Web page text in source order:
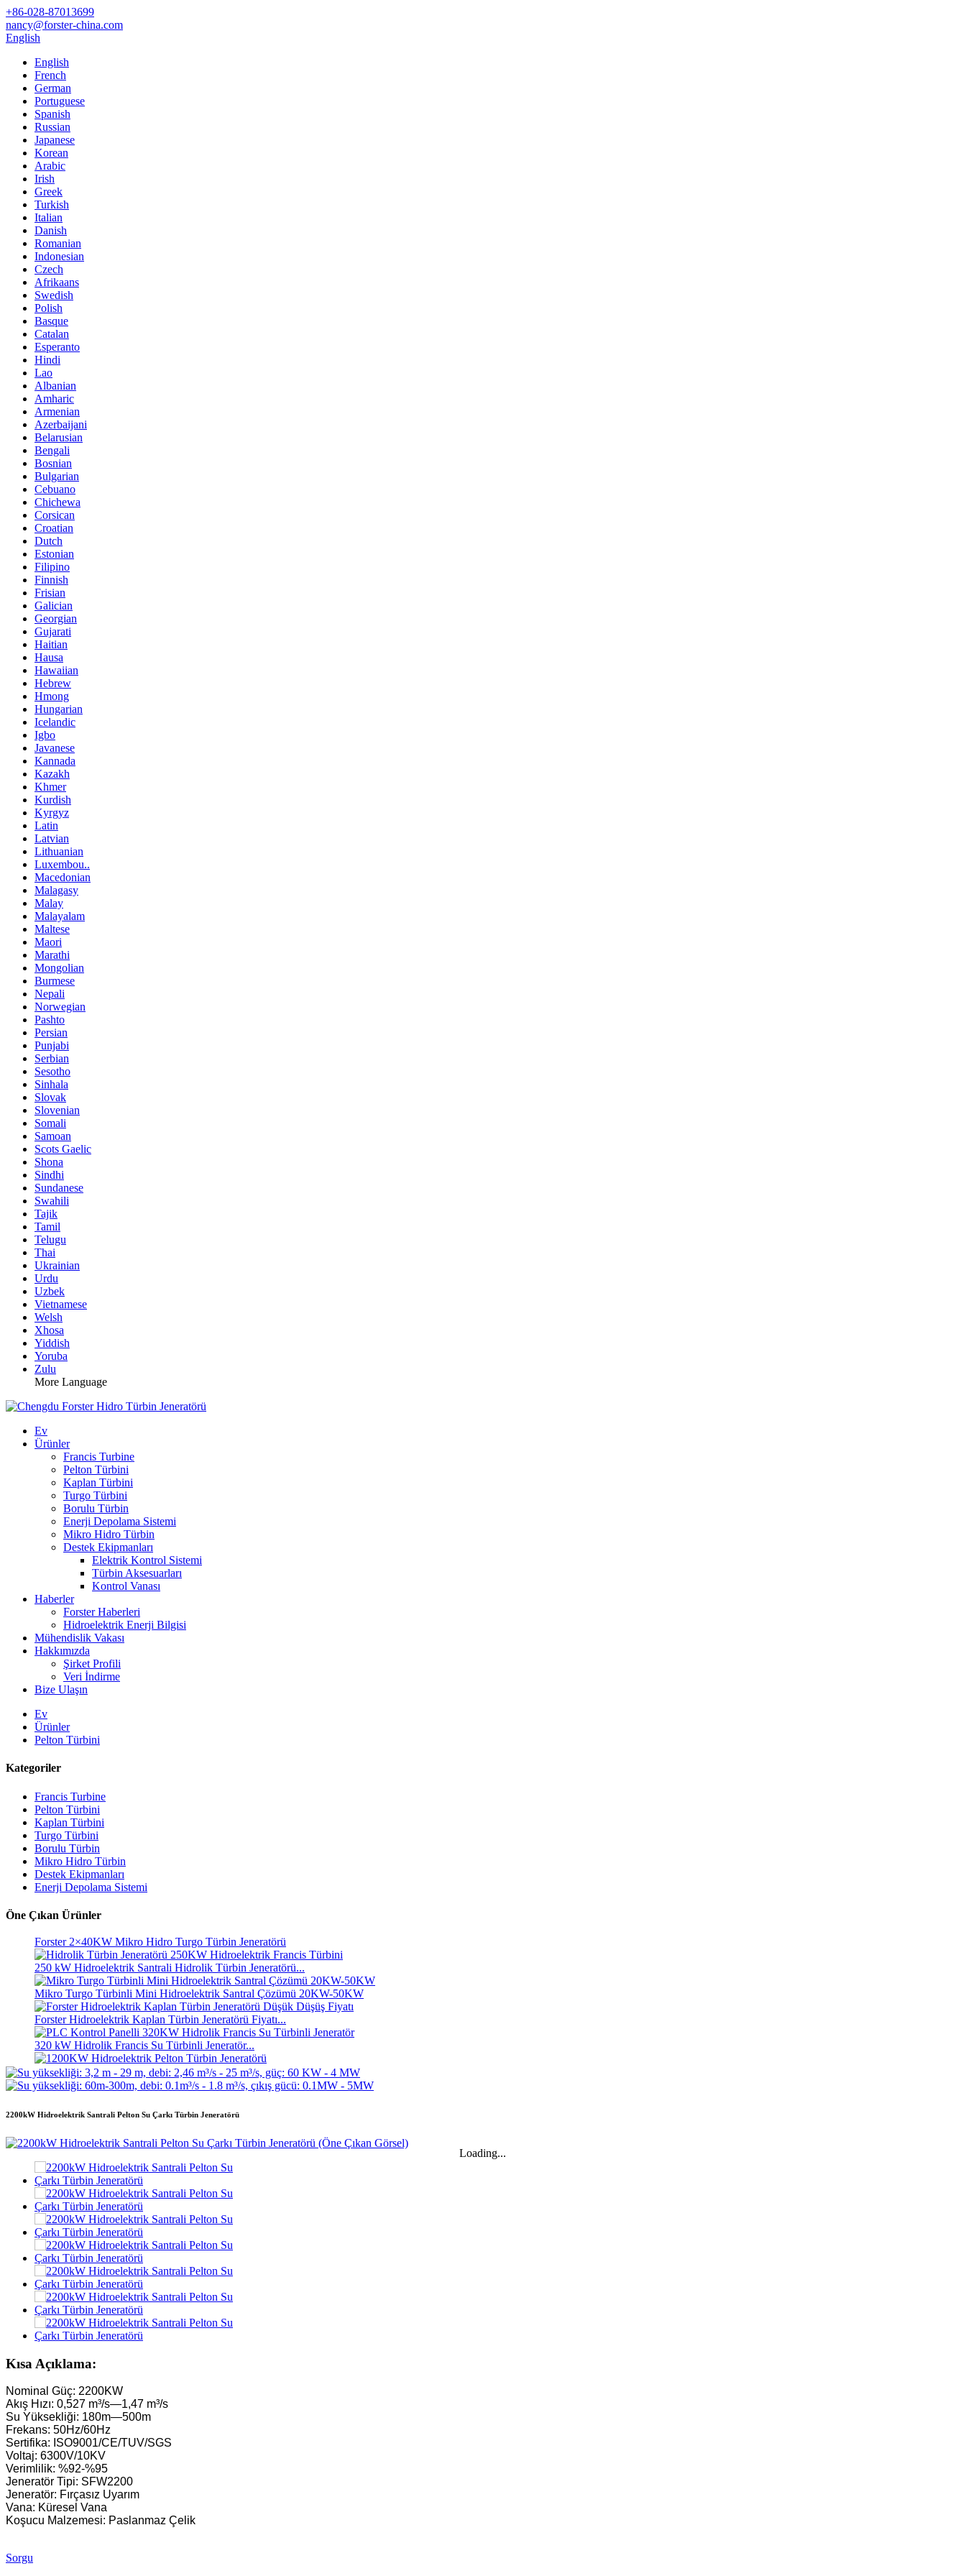
+86-028-87013699
nancy@forster-china.com
English
English
French
German
Portuguese
Spanish
Russian
Japanese
Korean
Arabic
Irish
Greek
Turkish
Italian
Danish
Romanian
Indonesian
Czech
Afrikaans
Swedish
Polish
Basque
Catalan
Esperanto
Hindi
Lao
Albanian
Amharic
Armenian
Azerbaijani
Belarusian
Bengali
Bosnian
Bulgarian
Cebuano
Chichewa
Corsican
Croatian
Dutch
Estonian
Filipino
Finnish
Frisian
Galician
Georgian
Gujarati
Haitian
Hausa
Hawaiian
Hebrew
Hmong
Hungarian
Icelandic
Igbo
Javanese
Kannada
Kazakh
Khmer
Kurdish
Kyrgyz
Latin
Latvian
Lithuanian
Luxembou..
Macedonian
Malagasy
Malay
Malayalam
Maltese
Maori
Marathi
Mongolian
Burmese
Nepali
Norwegian
Pashto
Persian
Punjabi
Serbian
Sesotho
Sinhala
Slovak
Slovenian
Somali
Samoan
Scots Gaelic
Shona
Sindhi
Sundanese
Swahili
Tajik
Tamil
Telugu
Thai
Ukrainian
Urdu
Uzbek
Vietnamese
Welsh
Xhosa
Yiddish
Yoruba
Zulu
More Language
Ev
Ürünler
Francis Turbine
Pelton Türbini
Kaplan Türbini
Turgo Türbini
Borulu Türbin
Enerji Depolama Sistemi
Mikro Hidro Türbin
Destek Ekipmanları
Elektrik Kontrol Sistemi
Türbin Aksesuarları
Kontrol Vanası
Haberler
Forster Haberleri
Hidroelektrik Enerji Bilgisi
Mühendislik Vakası
Hakkımızda
Şirket Profili
Veri İndirme
Bize Ulaşın
Ev
Ürünler
Pelton Türbini
Kategoriler
Francis Turbine
Pelton Türbini
Kaplan Türbini
Turgo Türbini
Borulu Türbin
Mikro Hidro Türbin
Destek Ekipmanları
Enerji Depolama Sistemi
Öne Çıkan Ürünler
Alternatif Enerji Hidroelektrik Jeneratörü 500KW Fra...
Düşük İnşaat Maliyeti, Yüksek Verimlilik, Düşük Isı...
20 ft 250 kWh 582 kWh Konteynerli Lityum-iyon Batarya...
Küçük 10kW 12kW 15kW 20kW Mikro Hidro Sabit Kanatlı Ka...
Forster 2×40KW Mikro Hidro Turgo Türbin Jeneratörü
250 kW Hidroelektrik Santrali Hidrolik Türbin Jeneratörü...
Mikro Turgo Türbinli Mini Hidroelektrik Santral Çözümü 20KW-50KW
Forster Hidroelektrik Kaplan Türbin Jeneratörü Fiyatı...
320 kW Hidrolik Francis Su Türbinli Jeneratör...
1200KW Hidroelektrik Pelton Türbin Jeneratörü
Düşük İnşaat Maliyeti, Yüksek Verimlilik, Düşük Isı...
20 ft 250 kWh 582 kWh Konteynerli Lityum-iyon Batarya...
Küçük 10kW 12kW 15kW 20kW Mikro Hidro Sabit Kanatlı Ka...
Forster 2×40KW Mikro Hidro Turgo Türbin Jeneratörü
Hidrolik Pervaneli Türbin 100kW Kaplan Türbin Jeneratörü...
2200kW Hidroelektrik Santrali Pelton Su Çarkı Türbin Jeneratörü
Küçük Kaplan Türbini 10KW 12KW 15KW Mikro Hidroelektrik Santrali...
Hidroelektrik Ekipman Üreticisi Hydraulic Franc...
Hidroelektrik Enerji Sistemleri Francis Türbin Jeneratörü...
Mikro Turgo Türbinli Mini Hidroelektrik Santral Çözümü 20KW-50KW
Forster Hidroelektrik Kaplan Türbin Jeneratörü Fiyatı...
320 kW Hidrolik Francis Su Türbinli Jeneratör...
1200KW Hidroelektrik Pelton Türbin Jeneratörü
Alternatif Enerji Hidroelektrik Jeneratörü 500KW Fra...
2200kW Hidroelektrik Santrali Pelton Su Çarkı Türbin Jeneratörü
Loading...
Kısa Açıklama:
Nominal Güç: 2200KW
Akış Hızı: 0,527 m³/s—1,47 m³/s
Su Yüksekliği: 180m—500m
Frekans: 50Hz/60Hz
Sertifika: ISO9001/CE/TUV/SGS
Voltaj: 6300V/10KV
Verimlilik: %92-%95
Jeneratör Tipi: SFW2200
Jeneratör: Fırçasız Uyarım
Vana: Küresel Vana
Koşucu Malzemesi: Paslanmaz Çelik
Sorgu